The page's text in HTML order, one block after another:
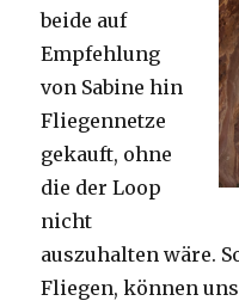
beide auf
Empfehlung
von Sabine hin
Fliegennetze
gekauft, ohne
die der Loop
nicht
auszuhalten wäre.
Fliegen, können